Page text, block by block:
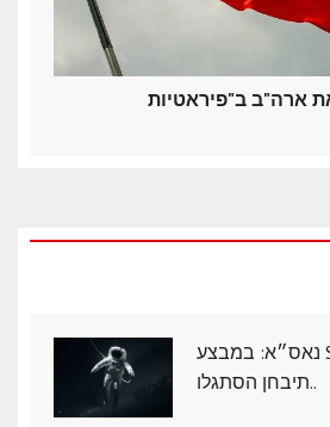
נאס״א: במבצע SpaceX Crew-12
תיבחן הסתגלו..